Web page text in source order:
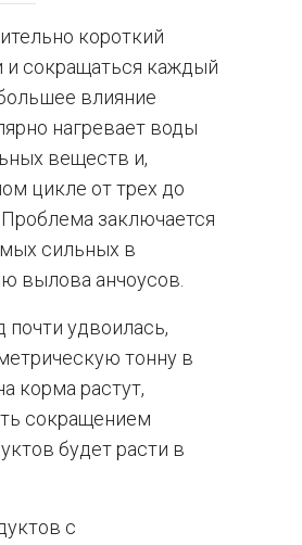
короткий
и сокращаться каждый
влияние
нагревает воды
веществ и,
цикле от трех до
заключается
сильных в
вылова анчоусов.
удвоилась,
тонну в
корма растут,
сокращением
будет расти в
с